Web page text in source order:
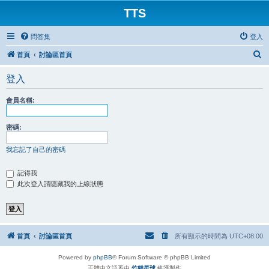
TTS
問答集 登入
首頁 討論區首頁
登入
會員名稱:
密碼:
我忘記了自己的密碼
記得我
此次登入請隱藏我的上線狀態
首頁 討論區首頁 所有顯示的時間為 UTC+08:00
Powered by phpBB® Forum Software © phpBB Limited